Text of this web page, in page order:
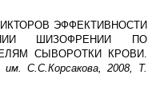
ЭФФЕКТИВНОСТИ
ШИЗОФРЕНИИ ПО
СЫВОРОТКИ КРОВИ.
им. С.С.Корсакова, 2008, Т.